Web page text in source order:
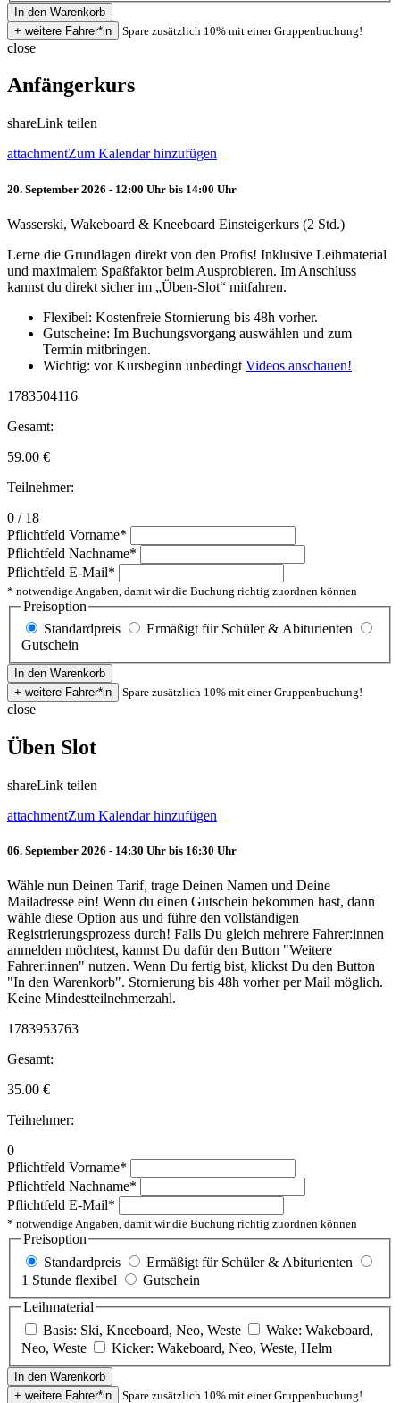
Spare zusätzlich 10% mit einer Gruppenbuchung!
close
Anfängerkurs
shareLink teilen
attachmentZum Kalendar hinzufügen
20. September 2026 - 12:00 Uhr bis 14:00 Uhr
Wasserski, Wakeboard & Kneeboard Einsteigerkurs (2 Std.)
Lerne die Grundlagen direkt von den Profis! Inklusive Leihmaterial
und maximalem Spaßfaktor beim Ausprobieren. Im Anschluss
kannst du direkt sicher im „Üben-Slot“ mitfahren.
Flexibel: Kostenfreie Stornierung bis 48h vorher.
Gutscheine: Im Buchungsvorgang auswählen und zum
Termin mitbringen.
Wichtig: vor Kursbeginn unbedingt Videos anschauen!
1783504116
Gesamt:
59.00 €
Teilnehmer:
0 / 18
Pflichtfeld Vorname*
Pflichtfeld Nachname*
Pflichtfeld E-Mail*
* notwendige Angaben, damit wir die Buchung richtig zuordnen können
Preisoption
Standardpreis
Ermäßigt für Schüler & Abiturienten
Gutschein
Spare zusätzlich 10% mit einer Gruppenbuchung!
close
Üben Slot
shareLink teilen
attachmentZum Kalendar hinzufügen
06. September 2026 - 14:30 Uhr bis 16:30 Uhr
Wähle nun Deinen Tarif, trage Deinen Namen und Deine
Mailadresse ein! Wenn du einen Gutschein bekommen hast, dann
wähle diese Option aus und führe den vollständigen
Registrierungsprozess durch! Falls Du gleich mehrere Fahrer:innen
anmelden möchtest, kannst Du dafür den Button "Weitere
Fahrer:innen" nutzen. Wenn Du fertig bist, klickst Du den Button
"In den Warenkorb". Stornierung bis 48h vorher per Mail möglich.
Keine Mindestteilnehmerzahl.
1783953763
Gesamt:
35.00 €
Teilnehmer:
0
Pflichtfeld Vorname*
Pflichtfeld Nachname*
Pflichtfeld E-Mail*
* notwendige Angaben, damit wir die Buchung richtig zuordnen können
Preisoption
Standardpreis
Ermäßigt für Schüler & Abiturienten
1 Stunde flexibel
Gutschein
Leihmaterial
Basis: Ski, Kneeboard, Neo, Weste
Wake: Wakeboard,
Neo, Weste
Kicker: Wakeboard, Neo, Weste, Helm
Spare zusätzlich 10% mit einer Gruppenbuchung!